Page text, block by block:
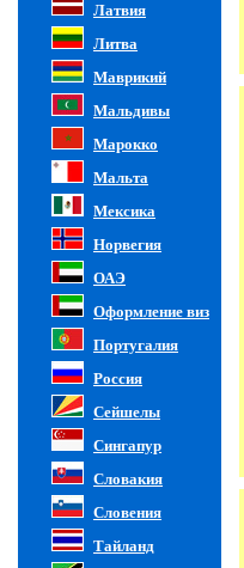
Латвия
Литва
Маврикий
Мальдивы
Марокко
Мальта
Мексика
Норвегия
ОАЭ
Оформление виз
Португалия
Россия
Сейшелы
Сингапур
Словакия
Словения
Тайланд